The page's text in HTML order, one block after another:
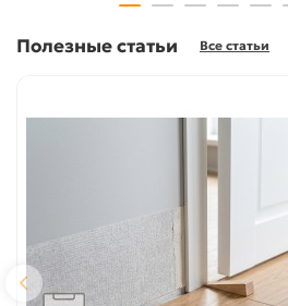
Полезные статьи Все статьи